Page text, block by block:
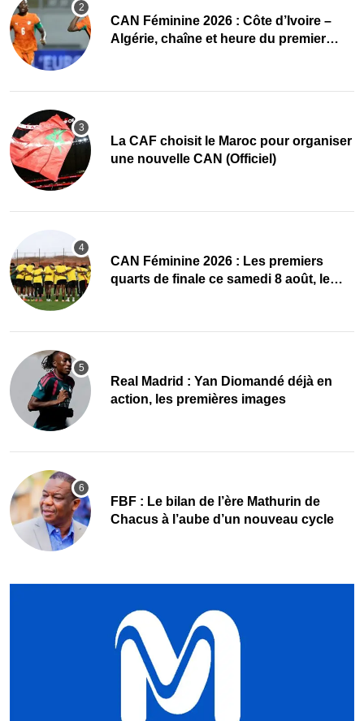
CAN Féminine 2026 : Côte d’Ivoire –
Algérie, chaîne et heure du premier
La CAF choisit le Maroc pour organiser
une nouvelle CAN (Officiel)
CAN Féminine 2026 : Les premiers
quarts de finale ce samedi 8 août, le
Real Madrid : Yan Diomandé déjà en
action, les premières images
FBF : Le bilan de l’ère Mathurin de
Chacus à l’aube d’un nouveau cycle